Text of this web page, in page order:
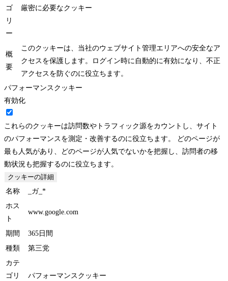
ゴ
リ
ー
厳密に必要なクッキー
概
要
このクッキーは、当社のウェブサイト管理エリアへの安全なア
クセスを保護します。ログイン時に自動的に有効になり、不正
アクセスを防ぐのに役立ちます。
パフォーマンスクッキー
有効化
これらのクッキーは訪問数やトラフィック源をカウントし、サイト
のパフォーマンスを測定・改善するのに役立ちます。 どのページが
最も人気があり、どのページが人気でないかを把握し、訪問者の移
動状況も把握するのに役立ちます。
クッキーの詳細
名称
_ガ_*
ホス
ト
www.google.com
期間
365日間
種類
第三党
カテ
ゴリ
パフォーマンスクッキー